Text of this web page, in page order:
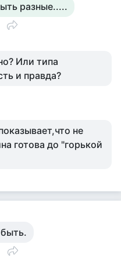
разные.....
Или типа
и правда?
не
готова до "горькой